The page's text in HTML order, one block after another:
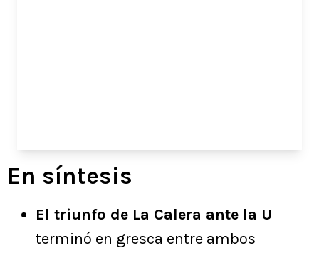
En síntesis
El triunfo de La Calera ante la U
terminó en gresca entre ambos